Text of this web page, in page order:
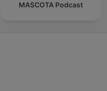
MASCOTA Podcast